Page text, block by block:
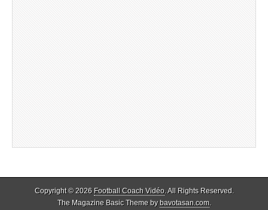
Copyright © 2026 Football Coach Vidéo. All Rights Reserved.
The Magazine Basic Theme bybavotasan.com.